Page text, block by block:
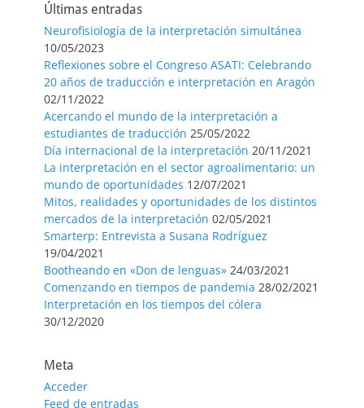
Últimas entradas
Neurofisiología de la interpretación simultánea
10/05/2023
Reflexiones sobre el Congreso ASATI: Celebrando
20 años de traducción e interpretación en Aragón
02/11/2022
Acercando el mundo de la interpretación a
estudiantes de traducción 25/05/2022
Día internacional de la interpretación 20/11/2021
La interpretación en el sector agroalimentario: un
mundo de oportunidades 12/07/2021
Mitos, realidades y oportunidades de los distintos
mercados de la interpretación 02/05/2021
Smarterp: Entrevista a Susana Rodríguez
19/04/2021
Bootheando en «Don de lenguas» 24/03/2021
Comenzando en tiempos de pandemia 28/02/2021
Interpretación en los tiempos del cólera
30/12/2020
Meta
Acceder
Feed de entradas